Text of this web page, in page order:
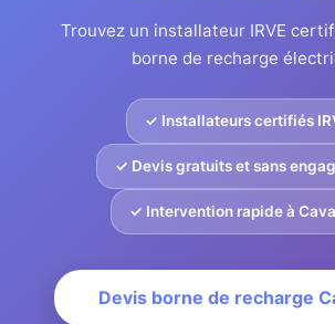
Trouvez un installateur IRVE
borne de recharge
✓ Installateurs certifiés
✓ Devis gratuits et sans
✓ Intervention rapide à
Devis borne de recharge